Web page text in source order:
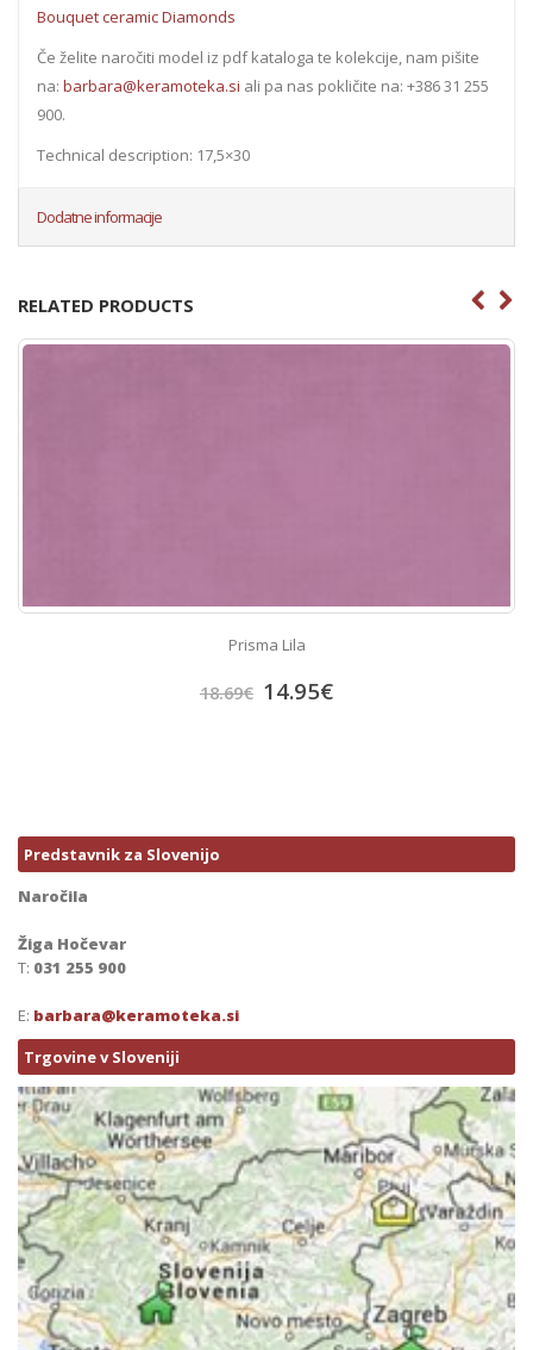
Bouquet ceramic Diamonds
Če želite naročiti model iz pdf kataloga te kolekcije, nam pišite
na: barbara@keramoteka.si ali pa nas pokličite na: +386 31 255
900.
Technical description: 17,5×30
Dodatne informacije
RELATED PRODUCTS
Prisma Lila
18.69€ 14.95€
Predstavnik za Slovenijo
Naročila
Žiga Hočevar
T: 031 255 900
E: barbara@keramoteka.si
Trgovine v Sloveniji